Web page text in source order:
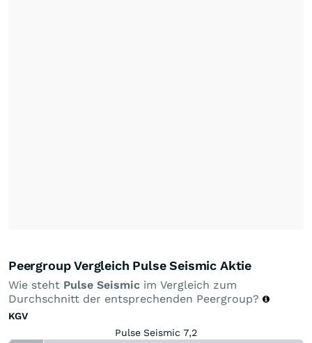
Peergroup Vergleich Pulse Seismic Aktie
Wie steht Pulse Seismic im Vergleich zum
Durchschnitt der entsprechenden Peergroup?
KGV
Pulse Seismic 7,2